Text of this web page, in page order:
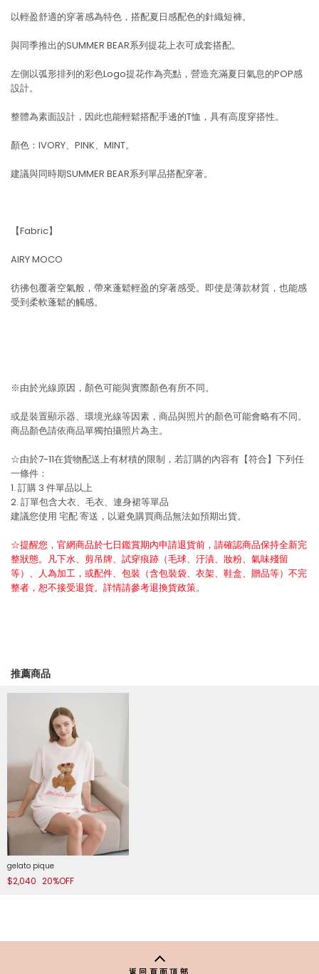
以輕盈舒適的穿著感為特色，搭配夏日感配色的針織短褲。
與同季推出的SUMMER BEAR系列提花上衣可成套搭配。
左側以弧形排列的彩色Logo提花作為亮點，營造充滿夏日氣息的POP感
設計。
整體為素面設計，因此也能輕鬆搭配手邊的T恤，具有高度穿搭性。
顏色：IVORY、PINK、MINT。
建議與同時期SUMMER BEAR系列單品搭配穿著。
【Fabric】
AIRY MOCO
彷彿包覆著空氣般，帶來蓬鬆輕盈的穿著感受。即使是薄款材質，也能感
受到柔軟蓬鬆的觸感。
※由於光線原因，顏色可能與實際顏色有所不同。
或是裝置顯示器、環境光線等因素，商品與照片的顏色可能會略有不同。
商品顏色請依商品單獨拍攝照片為主。
☆由於7-11在貨物配送上有材積的限制，若訂購的內容有【符合】下列任
一條件：
1. 訂購 3 件單品以上
2. 訂單包含大衣、毛衣、連身裙等單品
建議您使用 宅配寄送，以避免購買商品無法如預期出貨。
☆提醒您，官網商品於七日鑑賞期內申請退貨前，請確認商品保持全新完
整狀態。凡下水、剪吊牌、試穿痕跡（毛球、汙漬、妝粉、氣味殘留
等）、人為加工，或配件、包裝（含包裝袋、衣架、鞋盒、贈品等）不完
整者，恕不接受退貨。詳情請參考退換貨政策。
推薦商品
gelato pique
$2,040 20%OFF